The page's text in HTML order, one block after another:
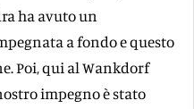
ha avuto un
a fondo e questo
Poi, qui al Wankdorf
impegno è stato